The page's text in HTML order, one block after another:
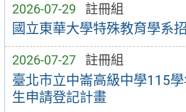
2026-07-29 註冊組
國立東華大學特殊教育學系
2026-07-27 註冊組
臺北市立中崙高級中學115
生申請登記計畫